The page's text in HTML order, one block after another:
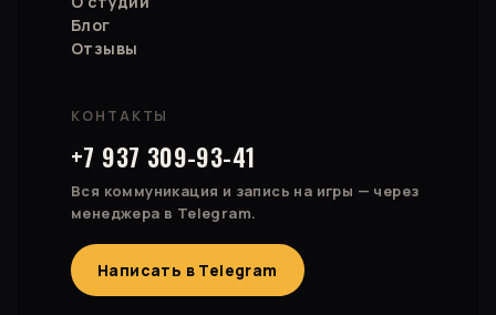
Блог
Отзывы
КОНТАКТЫ
+7 937 309-93-41
Вся коммуникация и запись на игры — через
менеджера в Telegram.
Написать в Telegram